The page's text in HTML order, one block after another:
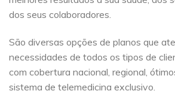
dos seus colaboradores.
São diversas opções de planos que
necessidades de todos os tipos de
com cobertura nacional, regional,
sistema de telemedicina exclusivo.